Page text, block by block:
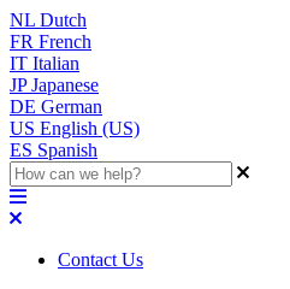
NL Dutch
FR French
IT Italian
JP Japanese
DE German
US English (US)
ES Spanish
Contact Us